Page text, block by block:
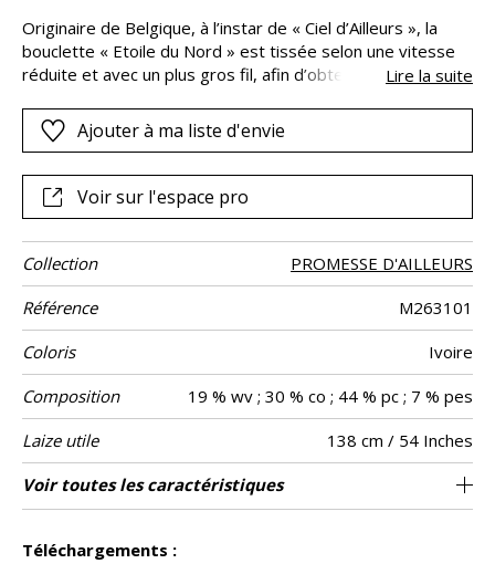
Originaire de Belgique, à l’instar de « Ciel d’Ailleurs », la
bouclette « Etoile du Nord » est tissée selon une vitesse
réduite et avec un plus gros fil, afin d’obtenir ce bel aspect
naturelles et nobles, la laine vierge et le coton, se
mélangent à l’acrylique, pour les qualités qu’on lui connaît :
prête à la confection de vos sièges à usage classique et
autres éléments de décoration, tels que des coussins.
Lire la suite
Ajouter à ma liste d'envie
Voir sur l'espace pro
Collection
PROMESSE D'AILLEURS
Référence
M263101
Coloris
Ivoire
Composition
19 % wv ; 30 % co ; 44 % pc ; 7 % pes
Laize utile
138 cm / 54 Inches
Test
Martindale
40000
Usage
martindale
Siège à usage intensif : >40,000 cycles
(Martindale) et/ou >30,000 doubles rubs
Wyzenbeek 60000
Sens De large
Poids g/m² 650
Performance
Accoustique
aw - 0.15
Usage
Entretien
Pays d'origine Belgique
Caractéristiques
Outdoor
Voir toutes les caractéristiques
Téléchargements :